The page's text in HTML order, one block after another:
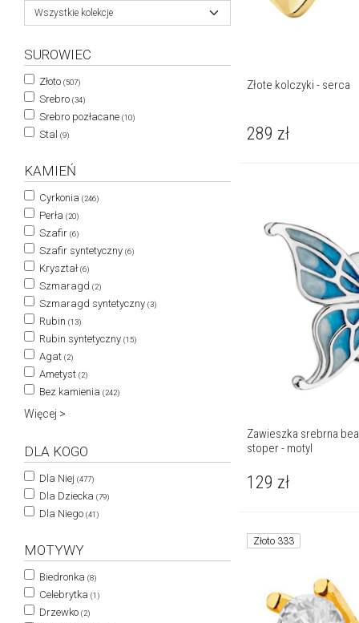
Wszystkie kolekcje
SUROWIEC
Złoto (507)
Srebro (34)
Srebro pozłacane (10)
Stal (9)
KAMIEŃ
Cyrkonia (246)
Perła (20)
Szafir (6)
Szafir syntetyczny (6)
Kryształ (6)
Szmaragd (2)
Szmaragd syntetyczny (3)
Rubin (13)
Rubin syntetyczny (15)
Agat (2)
Ametyst (2)
Bez kamienia (242)
Więcej >
DLA KOGO
Dla Niej (477)
Dla Dziecka (79)
Dla Niego (41)
MOTYWY
Biedronka (8)
Celebrytka (1)
Drzewko (2)
Złote kolczyki - serca
289 zł
Zawieszka srebrna
stoper - motyl
129 zł
Złoto 333